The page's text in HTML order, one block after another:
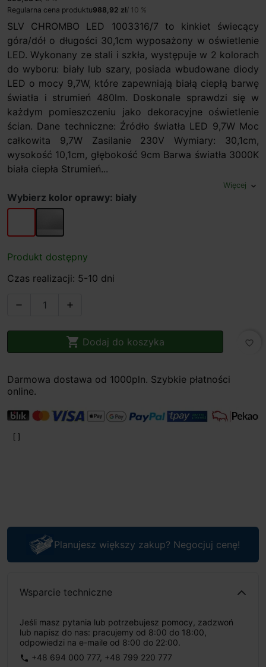
Regularna cena produktu988,92 zł/ 10 %
SLV CHROMBO LED 1003316/7 to kinkiet świecący
góra/dół o długości 30,1cm wyposażony w oświetlenie
LED. Wykonany ze stali i szkła, występuje w 2 kolorach
do wyboru: biały lub szary, posiada wbudowane diody
LED o mocy 9,7W, które zapewniają białą ciepłą barwę
światła i strumień 480lm. Doskonale sprawdzi się w
każdym pomieszczeniu jako dekoracyjne oświetlenie
ścian. Dane techniczne: Źródło światła LED 9,7W Moc
całkowita 9,7W Zasilanie 230V Wymiary: 30,1cm,
wysokość 10,1cm, głębokość 9cm Barwa światła 3000K
biała ciepła Strumień...
Więcej expand_more
Wybierz kolor oprawy: biały
biały szary
Produkt dostępny
Czas realizacji: 5-10 dni
 
 Dodaj do koszyka favorite_border
Darmowa dostawa od 1000pln. Szybkie płatności
online.
Planujesz większy zakup? Negocjuj cenę!
Wsparcie techniczne
Jeśli masz pytania lub potrzebujesz pomocy, zadzwoń
lub napisz do nas: pracujemy od 8:00 do 18:00,
odpowiedzi na e-maile od 8:00 do 22:00.
phone +48 694 000 777, +48 799 220 777